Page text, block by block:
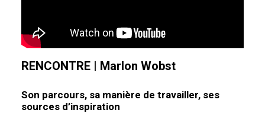
RENCONTRE | Marlon Wobst
Son parcours, sa manière de travailler, ses
sources d’inspiration